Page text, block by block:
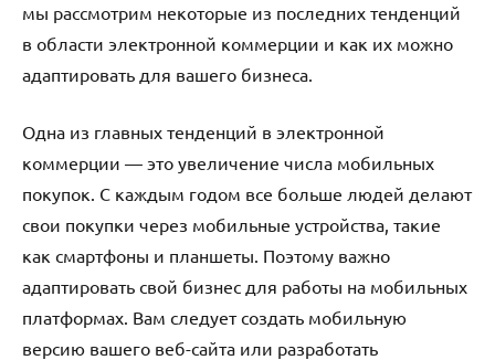
мы рассмотрим некоторые из последних тенденций
в области электронной коммерции и как их можно
адаптировать для вашего бизнеса.
Одна из главных тенденций в электронной
коммерции — это увеличение числа мобильных
покупок. С каждым годом все больше людей делают
свои покупки через мобильные устройства, такие
как смартфоны и планшеты. Поэтому важно
адаптировать свой бизнес для работы на мобильных
платформах. Вам следует создать мобильную
версию вашего веб-сайта или разработать